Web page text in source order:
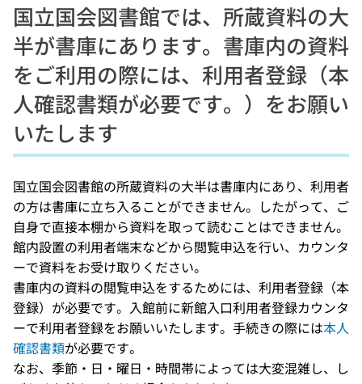
国立国会図書館では、所蔵資料の大
半が書庫にあります。書庫内の資料
をご利用の際には、利用者登録（本
人確認書類が必要です。）をお願い
いたします
国立国会図書館の所蔵資料の大半は書庫内にあり、利用者
の方は書庫に立ち入ることができません。したがって、ご
自身で直接本棚から資料を取って読むことはできません。
館内設置の利用者端末などから閲覧申込を行い、カウンタ
ーで資料をお受け取りください。
書庫内の資料の閲覧申込をするためには、利用者登録（本
登録）が必要です。入館前に新館入口利用者登録カウンタ
ーで利用者登録をお願いいたします。手続きの際には本人
確認書類が必要です。
なお、季節・日・曜日・時間帯によっては大変混雑し、し